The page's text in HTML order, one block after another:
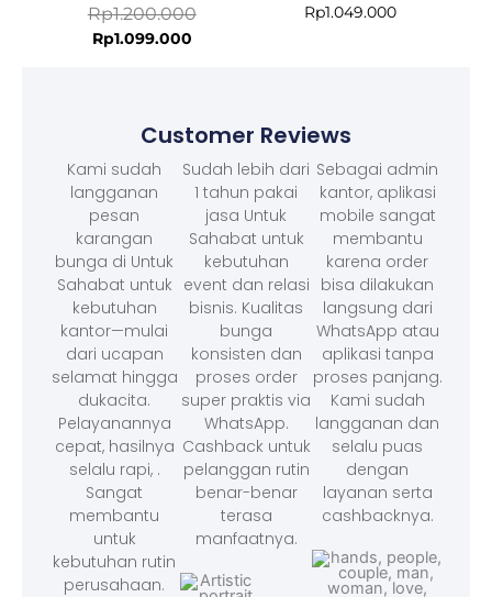
Rp1.200.000
Rp1.099.000
Rp1.049.000
Customer Reviews
Kami sudah
langganan
pesan
karangan
bunga di Untuk
Sahabat untuk
kebutuhan
kantor—mulai
dari ucapan
selamat hingga
dukacita.
Pelayanannya
cepat, hasilnya
selalu rapi, .
Sangat
membantu
untuk
kebutuhan rutin
perusahaan.
Sudah lebih dari
1 tahun pakai
jasa Untuk
Sahabat untuk
kebutuhan
event dan relasi
bisnis. Kualitas
bunga
konsisten dan
proses order
super praktis via
WhatsApp.
Cashback untuk
pelanggan rutin
benar-benar
terasa
manfaatnya.
Sebagai admin
kantor, aplikasi
mobile sangat
membantu
karena order
bisa dilakukan
langsung dari
WhatsApp atau
aplikasi tanpa
proses panjang.
Kami sudah
langganan dan
selalu puas
dengan
layanan serta
cashbacknya.